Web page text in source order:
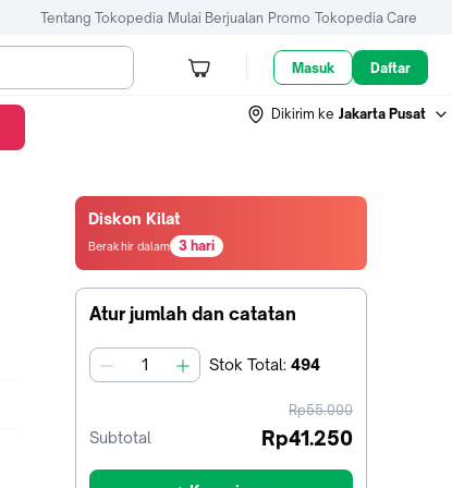
Tentang Tokopedia Mulai Berjualan Promo Tokopedia Care
Masuk Daftar
Dikirim ke Jakarta Pusat
Diskon Kilat
Berakhir dalam 3 hari
2
menit19
Atur jumlah dan catatan
jumlah Stok Total: 494
harga
sebelum
Rp55.000
Subtotal Rp41.250